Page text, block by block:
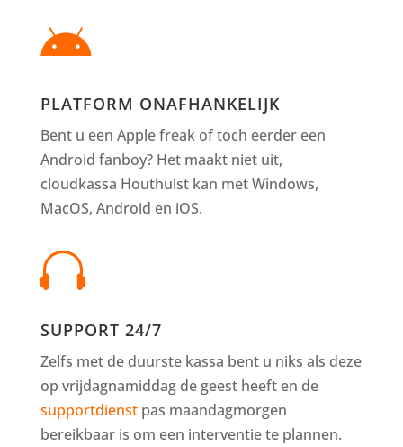

PLATFORM ONAFHANKELIJK
Bent u een Apple freak of toch eerder een
Android fanboy? Het maakt niet uit,
cloudkassa Houthulst kan met Windows,
MacOS, Android en iOS.

SUPPORT 24/7
Zelfs met de duurste kassa bent u niks als deze
op vrijdagnamiddag de geest heeft en de
supportdienstpas maandagmorgen
bereikbaar is om een interventie te plannen.